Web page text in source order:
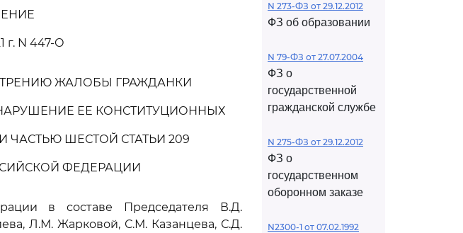
г. N 447-О
ЖАЛОБЫ ГРАЖДАНКИ
ЕЕ КОНСТИТУЦИОННЫХ
ЧАСТЬЮ ШЕСТОЙ СТАТЬИ 209
ФЕДЕРАЦИИ
в составе Председателя В.Д.
Л.М. Жарковой, С.М. Казанцева, С.Д.
N 273-ФЗ от 29.12.2012
ФЗ об образовании
N 79-ФЗ от 27.07.2004
ФЗ о
государственной
гражданской службе
N 275-ФЗ от 29.12.2012
ФЗ о
государственном
оборонном заказе
N2300-1 от 07.02.1992